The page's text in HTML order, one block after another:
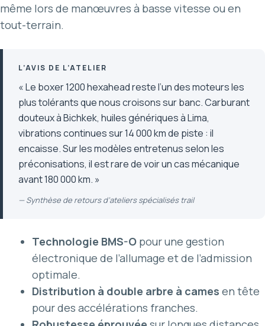
même lors de manœuvres à basse vitesse ou en
tout-terrain.
L’AVIS DE L’ATELIER
« Le boxer 1200 hexahead reste l’un des moteurs les
plus tolérants que nous croisons sur banc. Carburant
douteux à Bichkek, huiles génériques à Lima,
vibrations continues sur 14 000 km de piste : il
encaisse. Sur les modèles entretenus selon les
préconisations, il est rare de voir un cas mécanique
avant 180 000 km. »
— Synthèse de retours d’ateliers spécialisés trail
Technologie BMS-O pour une gestion
électronique de l’allumage et de l’admission
optimale.
Distribution à double arbre à cames en tête
pour des accélérations franches.